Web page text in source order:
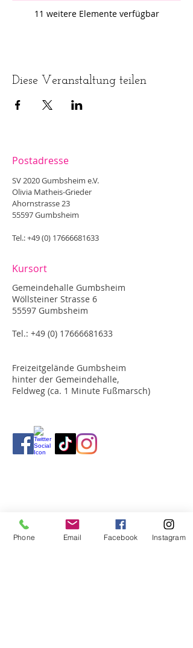
11 weitere Elemente verfügbar
Diese Veranstaltung teilen
Postadresse
SV 2020 Gumbsheim e.V.
Olivia Matheis-Grieder
Ahornstrasse 23
55597 Gumbsheim
Tel.:+49 (0) 17666681633
Kursort
Gemeindehalle Gumbsheim
Wöllsteiner Strasse 6
55597 Gumbsheim
Tel.: +49 (0) 17666681633
Freizeitgelände Gumbsheim
hinter der Gemeindehalle,
Feldweg (ca. 1 Minute Fußmarsch)
Phone Email Facebook Instagram